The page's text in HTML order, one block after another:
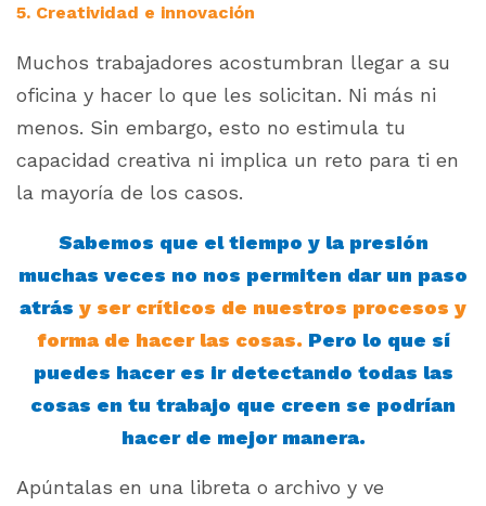
5. Creatividad e innovación
Muchos trabajadores acostumbran llegar a su
oficina y hacer lo que les solicitan. Ni más ni
menos. Sin embargo, esto no estimula tu
capacidad creativa ni implica un reto para ti en
la mayoría de los casos.
Sabemos que el tiempo y la presión
muchas veces no nos permiten dar un paso
atrás y ser críticos de nuestros procesos y
forma de hacer las cosas. Pero lo que sí
puedes hacer es ir detectando todas las
cosas en tu trabajo que creen se podrían
hacer de mejor manera.
Apúntalas en una libreta o archivo y ve